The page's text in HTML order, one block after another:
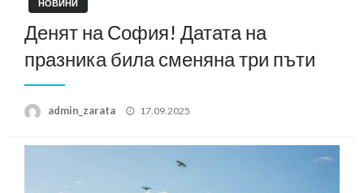
НОВИНИ
Денят на София! Датата на
празника била сменяна три пъти
admin_zarata
Posted
17.09.2025